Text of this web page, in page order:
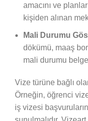
amacını ve
kişiden alınan
Mali Durumu
dökümü, maaş
mali durumu
Vize türüne bağlı
Örneğin, öğrenci
iş vizesi